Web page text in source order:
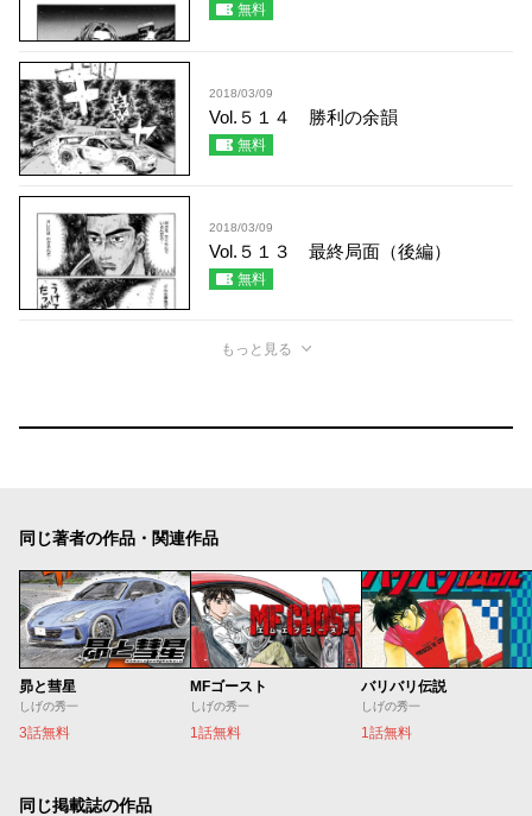
無料
2018/03/09
Vol.５１４ 勝利の余韻
無料
2018/03/09
Vol.５１３ 最終局面（後編）
無料
もっと見る
同じ著者の作品・関連作品
昴と彗星
しげの秀一
3話無料
MFゴースト
しげの秀一
1話無料
バリバリ伝説
しげの秀一
1話無料
同じ掲載誌の作品